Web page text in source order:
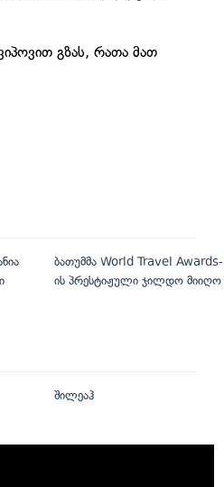
გზას, რათა მათ
ბათუმმა World Travel Awards-
ის პრესტიჟული ჯილდო მიიღო
შილეაჰ